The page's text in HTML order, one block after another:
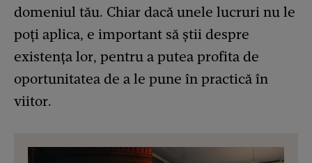
domeniul tău. Chiar dacă unele lucruri nu le
poți aplica, e important să știi despre
existența lor, pentru a putea profita de
oportunitatea de a le pune în practică în
viitor.